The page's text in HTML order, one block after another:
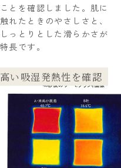
ことを確認しました。肌に
触れたときのやさしさと、
しっとりとした滑らかさが
特長です。
高い吸湿発熱性を確認